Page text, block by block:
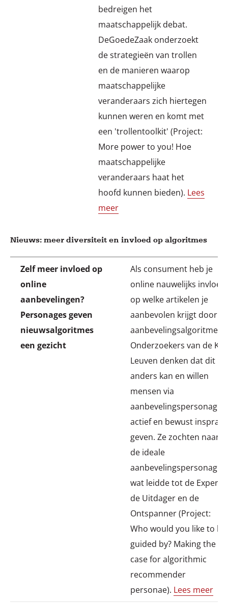
bedreigen het
maatschappelijk debat.
DeGoedeZaak onderzoekt
de strategieën van trollen
en de manieren waarop
maatschappelijke
veranderaars zich hiertegen
kunnen weren en komt met
een 'trollentoolkit' (Project:
More power to you! Hoe
maatschappelijke
veranderaars haat het
hoofd kunnen bieden). Lees
meer
Nieuws: meer diversiteit en invloed op algoritmes
Zelf meer invloed op
online
aanbevelingen?
Personages geven
nieuwsalgoritmes
een gezicht
Als consument heb je
online nauwelijks invloed
op welke artikelen je
aanbevolen krijgt door
aanbevelingsalgoritmes.
Onderzoekers van de KU
Leuven denken dat dit
anders kan en willen
mensen via
aanbevelingspersonages
actief en bewust inspraak
geven. Ze zochten naar
de ideale
aanbevelingspersonages,
wat leidde tot de Expert,
de Uitdager en de
Ontspanner (Project:
Who would you like to be
guided by? Making the
case for algorithmic
recommender
personae). Lees meer